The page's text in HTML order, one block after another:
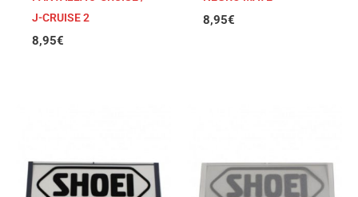
J-CRUISE 2
8,95€
8,95€